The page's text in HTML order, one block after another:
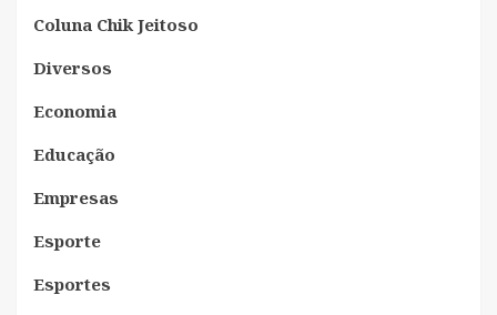
Coluna Chik Jeitoso
Diversos
Economia
Educação
Empresas
Esporte
Esportes